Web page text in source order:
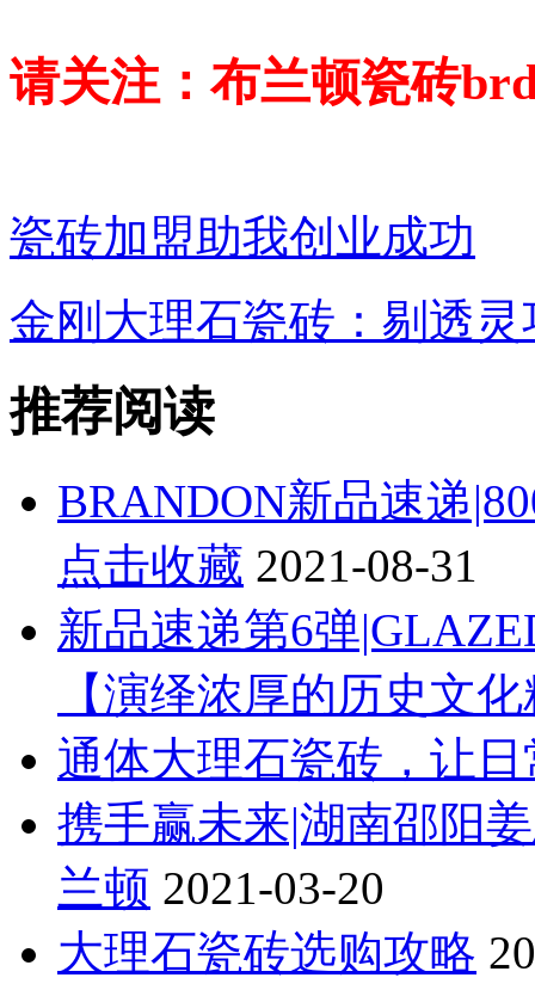
请关注：布兰顿瓷砖
瓷砖加盟助我创业成功
金刚大理石瓷砖：剔透
推荐阅读
BRANDON新品速递
点击收藏 2021-08-31
新品速递第6弹
【演绎浓厚的历史文
通体大理石瓷砖，让
携手赢未来|湖南邵阳
兰顿 2021-03-20
大理石瓷砖选购攻略